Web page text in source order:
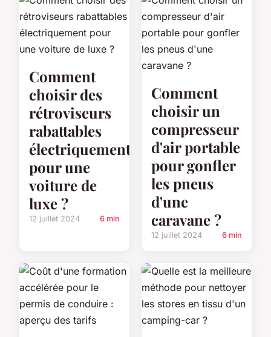
Comment
choisir des
rétroviseurs
rabattables
électriquement
pour une
voiture de
luxe ?
12 juillet 2024 6 min
Comment
choisir un
compresseur
d'air portable
pour gonfler
les pneus
d'une
caravane ?
12 juillet 2024 6 min